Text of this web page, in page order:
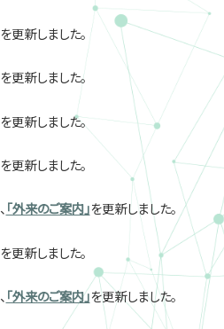
を更新しました。
を更新しました。
を更新しました。
を更新しました。
、「外来のご案内」を更新しました。
を更新しました。
、 「外来のご案内」を更新しました。